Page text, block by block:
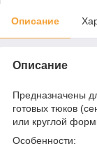
Описание
Описание
Предназначены
готовых тюков
или круглой
Особенности: